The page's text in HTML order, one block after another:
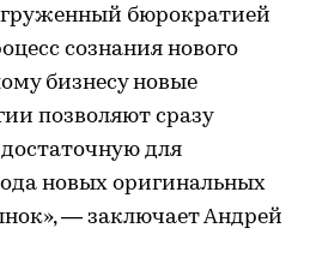
бюрократией
сознания нового
бизнесу новые
позволяют сразу
для
новых оригинальных
— заключает Андрей